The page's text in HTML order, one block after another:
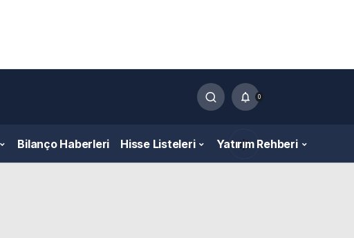
0
Bilanço Haberleri Hisse Listeleri Yatırım Rehberi